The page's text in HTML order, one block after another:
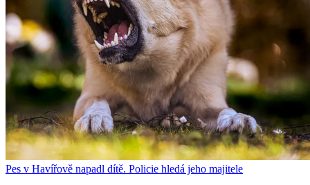
Pes v Havířově napadl dítě. Policie hledá jeho majitele